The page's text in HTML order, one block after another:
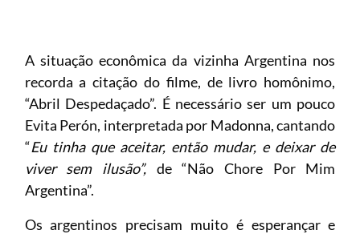
A situação econômica da vizinha Argentina nos
recorda a citação do filme, de livro homônimo,
“Abril Despedaçado”. É necessário ser um pouco
Evita Perón, interpretada por Madonna, cantando
“Eu tinha que aceitar, então mudar, e deixar de
viver sem ilusão”, de “Não Chore Por Mim
Argentina”.
Os argentinos precisam muito é esperançar e